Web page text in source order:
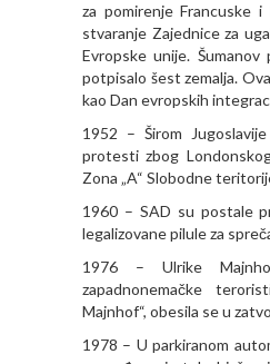
za pomirenje Francuske i
stvaranje Zajednice za
Evropske unije.
potpisalo šest zemalja.
kao Dan evropskih
1952 – Širom
protesti zbog
Zona „A“ Slobodne
1960 – SAD su postale
legalizovane pilule za
1976 – Ulrike
zapadnonemačke
Majnhof“, obesila se u
1978 – U parkiranom